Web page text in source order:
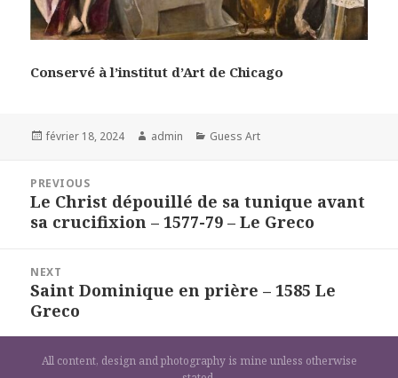
Conservé à l’institut d’Art de Chicago
Posted
février 18, 2024 Author
admin Categories
Guess Art
l’article
PREVIOUS
Previous
post:
Le Christ dépouillé de sa tunique avant
sa crucifixion – 1577-79 – Le Greco
NEXT
Next
post:
Saint Dominique en prière – 1585 Le
Greco
All content, design and photography is mine unless otherwise